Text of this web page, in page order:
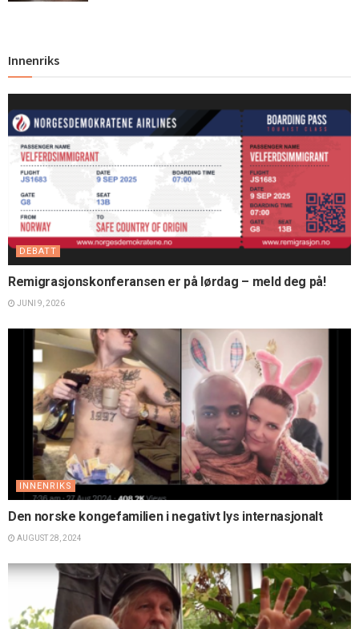
Innenriks
DEBATT
Remigrasjonskonferansen er på lørdag – meld deg på!
JUNI 9, 2026
INNENRIKS
Den norske kongefamilien i negativt lys internasjonalt
AUGUST 28, 2024